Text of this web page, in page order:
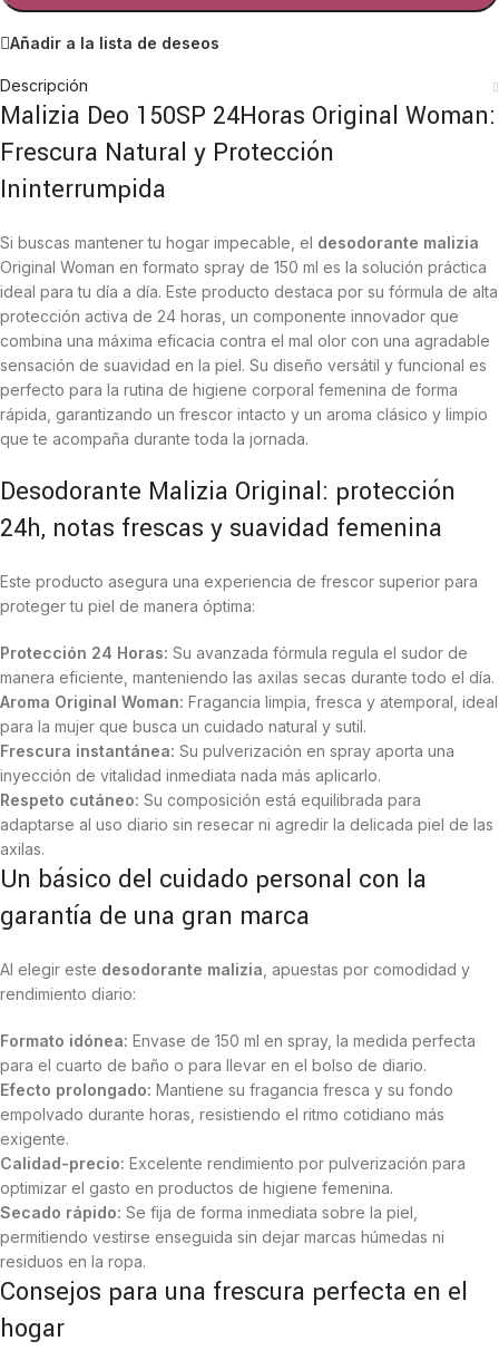
Añadir a la lista de deseos
Descripción
Malizia Deo 150SP 24Horas Original Woman:
Frescura Natural y Protección
Ininterrumpida
Si buscas mantener tu hogar impecable, el desodorante malizia
Original Woman en formato spray de 150 ml es la solución práctica
ideal para tu día a día. Este producto destaca por su fórmula de alta
protección activa de 24 horas, un componente innovador que
combina una máxima eficacia contra el mal olor con una agradable
sensación de suavidad en la piel. Su diseño versátil y funcional es
perfecto para la rutina de higiene corporal femenina de forma
rápida, garantizando un frescor intacto y un aroma clásico y limpio
que te acompaña durante toda la jornada.
Desodorante Malizia Original: protección
24h, notas frescas y suavidad femenina
Este producto asegura una experiencia de frescor superior para
proteger tu piel de manera óptima:
Protección 24 Horas: Su avanzada fórmula regula el sudor de
manera eficiente, manteniendo las axilas secas durante todo el día.
Aroma Original Woman: Fragancia limpia, fresca y atemporal, ideal
para la mujer que busca un cuidado natural y sutil.
Frescura instantánea: Su pulverización en spray aporta una
inyección de vitalidad inmediata nada más aplicarlo.
Respeto cutáneo: Su composición está equilibrada para
adaptarse al uso diario sin resecar ni agredir la delicada piel de las
axilas.
Un básico del cuidado personal con la
garantía de una gran marca
Al elegir este desodorante malizia , apuestas por comodidad y
rendimiento diario:
Formato idónea: Envase de 150 ml en spray, la medida perfecta
para el cuarto de baño o para llevar en el bolso de diario.
Efecto prolongado: Mantiene su fragancia fresca y su fondo
empolvado durante horas, resistiendo el ritmo cotidiano más
exigente.
Calidad-precio: Excelente rendimiento por pulverización para
optimizar el gasto en productos de higiene femenina.
Secado rápido: Se fija de forma inmediata sobre la piel,
permitiendo vestirse enseguida sin dejar marcas húmedas ni
residuos en la ropa.
Consejos para una frescura perfecta en el
hogar